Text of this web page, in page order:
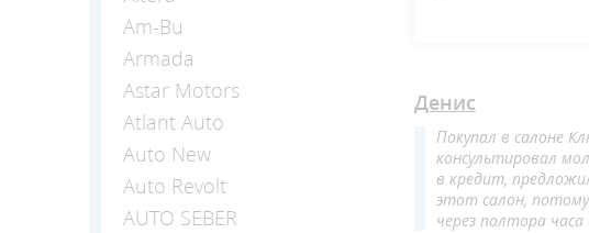
Am-Bu
Armada
Astar Motors
Atlant Auto
Auto New
Auto Revolt
AUTO SEBER
Денис
Покупал в салоне
консультировал
в кредит,
этот салон,
через полтора